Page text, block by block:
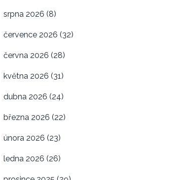
srpna 2026 (8)
července 2026 (32)
června 2026 (28)
května 2026 (31)
dubna 2026 (24)
března 2026 (22)
února 2026 (23)
ledna 2026 (26)